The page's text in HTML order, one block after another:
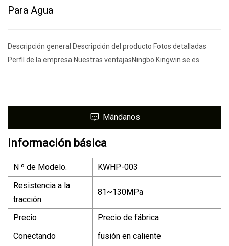
Para Agua
Descripción general Descripción del producto Fotos detalladas
Perfil de la empresa Nuestras ventajasNingbo Kingwin se es
Mándanos
Información básica
N º de Modelo.
KWHP-003
Resistencia a la
tracción
81~130MPa
Precio
Precio de fábrica
Conectando
fusión en caliente